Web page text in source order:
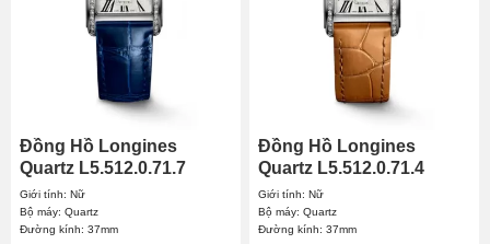
Đồng Hồ Longines
Quartz L5.512.0.71.7
37mm Nữ
Giới tính: Nữ
Bộ máy: Quartz
Đường kính: 37mm
Đồng Hồ Longines
Quartz L5.512.0.71.4
37mm Nữ
Giới tính: Nữ
Bộ máy: Quartz
Đường kính: 37mm